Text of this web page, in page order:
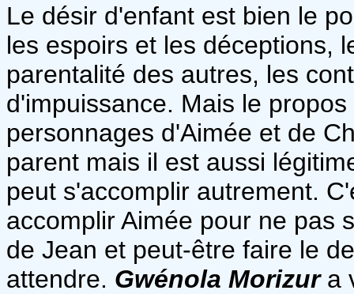
Le désir d'enfant est bien le
les espoirs et les déceptions,
parentalité des autres, les
d'impuissance. Mais le
personnages d'Aimée et de
parent mais il est aussi
peut s'accomplir autrement.
accomplir Aimée pour ne pas
de Jean et peut-être faire le
attendre. Gwénola Morizur a